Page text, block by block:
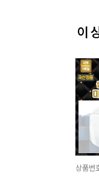
이
상품